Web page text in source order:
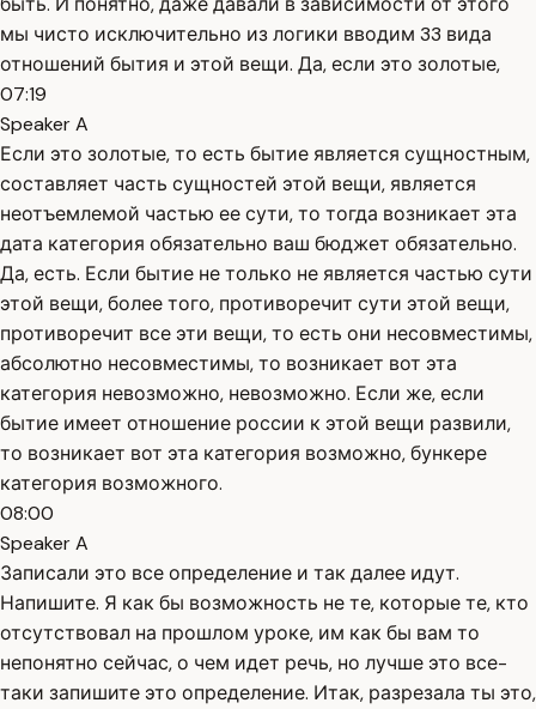
мы чисто исключительно из логики вводим 33 вида
отношений бытия и этой вещи. Да, если это золотые,
07:19
Speaker A
Если это золотые, то есть бытие является сущностным,
составляет часть сущностей этой вещи, является
неотъемлемой частью ее сути, то тогда возникает эта
дата категория обязательно ваш бюджет обязательно.
Да, есть. Если бытие не только не является частью сути
этой вещи, более того, противоречит сути этой вещи,
противоречит все эти вещи, то есть они несовместимы,
абсолютно несовместимы, то возникает вот эта
категория невозможно, невозможно. Если же, если
бытие имеет отношение россии к этой вещи развили,
то возникает вот эта категория возможно, бункере
категория возможного.
08:00
Speaker A
Записали это все определение и так далее идут.
Напишите. Я как бы возможность не те, которые те, кто
отсутствовал на прошлом уроке, им как бы вам то
непонятно сейчас, о чем идет речь, но лучше это все-
таки запишите это определение. Итак, разрезала ты это,